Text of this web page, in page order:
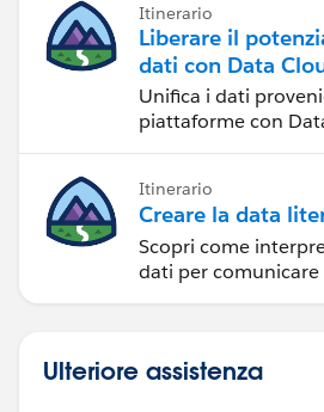
Itinerario
Liberare il
dati con Data
Unifica i dati
piattaforme con
Itinerario
Creare la data
Scopri come
dati per
Ulteriore assistenza